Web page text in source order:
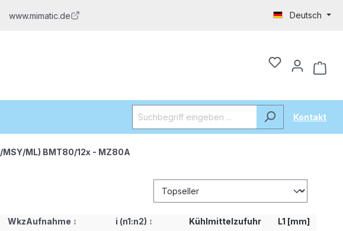
www.mimatic.de Deutsch
Kontakt
ML) BMT80/12x - MZ80A
WkzAufnahme ↕ i (n1:n2) ↕ Kühlmittelzufuhr L1 [mm]